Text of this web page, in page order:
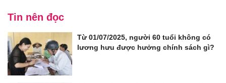
Tin nên đọc
Từ 01/07/2025, người 60 tuổi không có
lương hưu được hưởng chính sách gì?